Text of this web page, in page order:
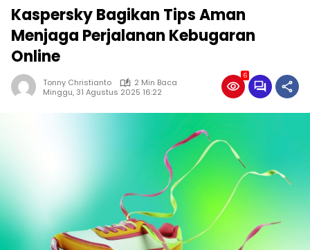
Kaspersky Bagikan Tips Aman
Menjaga Perjalanan Kebugaran
Online
Tonny Christianto
2 Min Baca
Minggu, 31 Agustus 2025 16:22
6